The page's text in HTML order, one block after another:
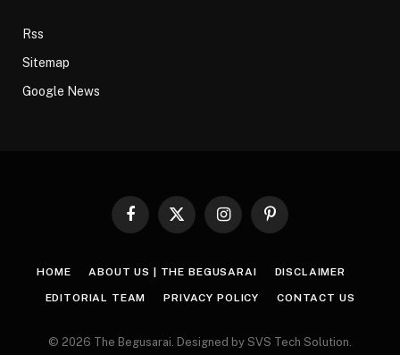
Rss
Sitemap
Google News
Facebook
X
InstagramPinterest
HOME ABOUT US | THE BEGUSARAI DISCLAIMER
EDITORIAL TEAM PRIVACY POLICY CONTACT US
© 2026 The Begusarai. Designed by SVS Tech Solution.